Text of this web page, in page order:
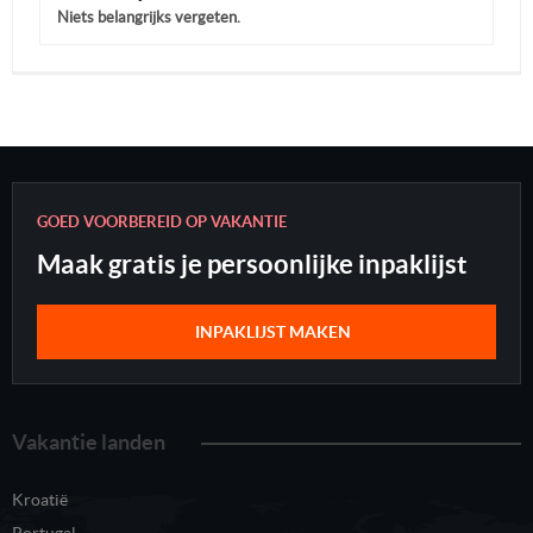
Niets belangrijks vergeten.
GOED VOORBEREID OP VAKANTIE
Maak gratis je persoonlijke inpaklijst
INPAKLIJST MAKEN
Vakantie landen
Kroatië